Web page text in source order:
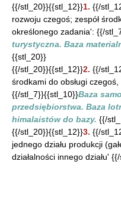
{{/stl_20}}{{stl_12}}1. {{/
rozwoju czegoś; zespół
określonego zadania': {{/
turystyczna. Baza
{{stl_20}}
{{/stl_20}}{{stl_12}}2. {{/
środkami do obsługi
{{/stl_7}}{{stl_10}}Baza
przedsiębiorstwa. Baza
himalaistów do bazy. {{/
{{/stl_20}}{{stl_12}}3. {{/
jednego działu produkcji
działalności innego działu'